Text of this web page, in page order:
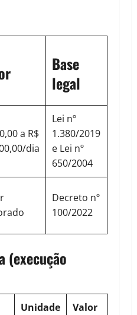
Base
legal
a R$
dia
Lei nº
1.380/2019
e Lei nº
650/2004
Decreto nº
100/2022
(execução
Unidade Valor